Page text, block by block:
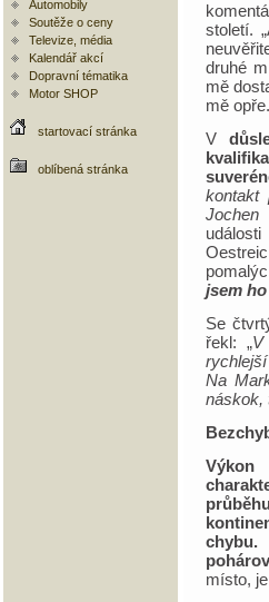
Automobily
Soutěže o ceny
Televize, média
Kalendář akcí
Dopravní tématika
Motor SHOP
startovací stránka
oblíbená stránka
století.
druhé
mě
mě
V
kontakt
Jochen
jsem
Se
řekl: „V
Na
náskok,
Výkon
místo,